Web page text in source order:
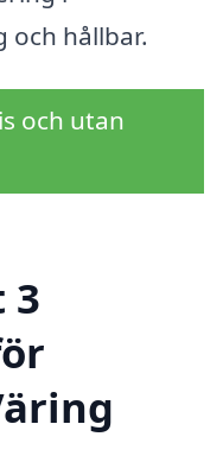
hållbar.
och utan
3